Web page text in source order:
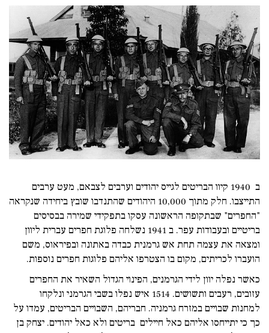
ב 1940 קיוו הבריטים לגייס יהודים וערבים לצבאם, מעט ערבים
התייצבו. חלק מתוך 10,000 היהודים שהתנדבו שובץ ביחידה שנקראה
"החפרים" שבתקופה הראשונה עסקו בתפקידי שמירה בבסיסים
בריטיים ובעבודות עפר. ב 1941 נשלחה פלוגת חפרים עברית ליוון
ומצאה את עצמה תחת אש גרמנית כבדה באתונה ובפיראוס, משם
הועברו לכריתים, מקום בו הצטרפו אליהם פלוגות חפרים נוספות.
כאשר נפלה יוון לידי הגרמנים, הפינוי הגדול השאיר את החפרים
עזובים, רעבים ותשושים. 1514 איש נפלו בשבי הגרמני ונלקחו
למחנות שבויים במזרח גרמניה. חבריהם, השבויים הבריטים, עמדו על
כך כי יתייחסו אליהם כאל חיילים בריטים ולא כאל יהודים. יצחק בן